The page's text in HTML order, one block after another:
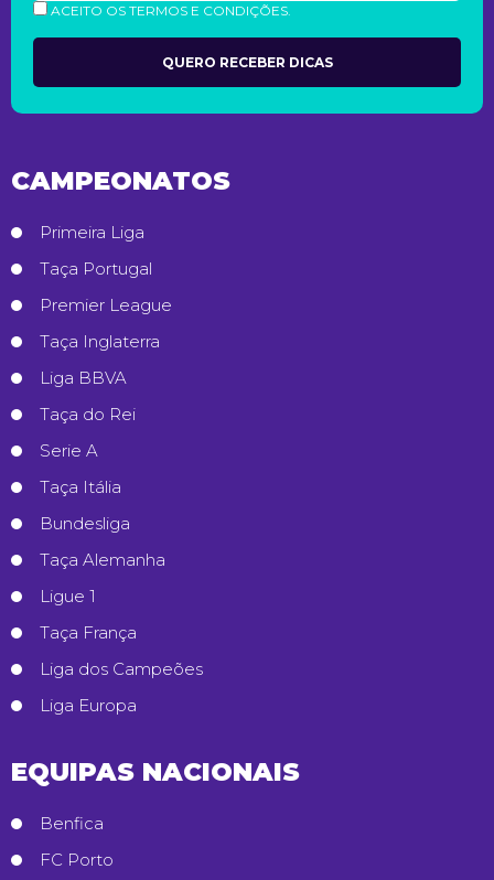
ACEITO OS TERMOS E CONDIÇÕES.
CAMPEONATOS
Primeira Liga
Taça Portugal
Premier League
Taça Inglaterra
Liga BBVA
Taça do Rei
Serie A
Taça Itália
Bundesliga
Taça Alemanha
Ligue 1
Taça França
Liga dos Campeões
Liga Europa
EQUIPAS NACIONAIS
Benfica
FC Porto